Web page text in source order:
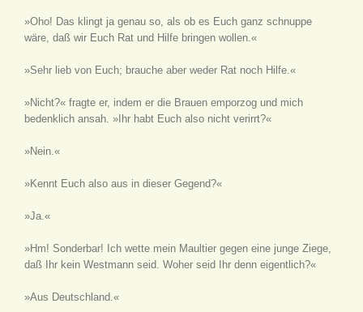
»Oho! Das klingt ja genau so, als ob es Euch ganz schnuppe
wäre, daß wir Euch Rat und Hilfe bringen wollen.«
»Sehr lieb von Euch; brauche aber weder Rat noch Hilfe.«
»Nicht?« fragte er, indem er die Brauen emporzog und mich
bedenklich ansah. »Ihr habt Euch also nicht verirrt?«
»Nein.«
»Kennt Euch also aus in dieser Gegend?«
»Ja.«
»Hm! Sonderbar! Ich wette mein Maultier gegen eine junge Ziege,
daß Ihr kein Westmann seid. Woher seid Ihr denn eigentlich?«
»Aus Deutschland.«